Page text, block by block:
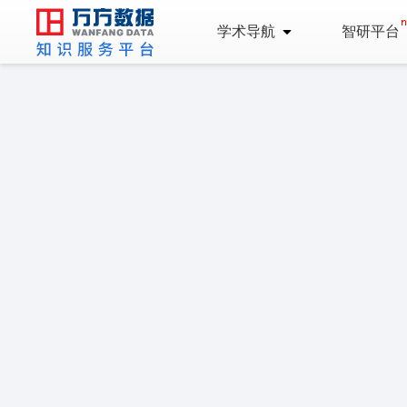
学术导航 智研平台